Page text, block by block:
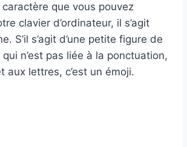
que vous pouvez
clavier d’ordinateur, il s’agit
S’il s’agit d’une petite figure de
n’est pas liée à la ponctuation,
aux lettres, c’est un émoji.